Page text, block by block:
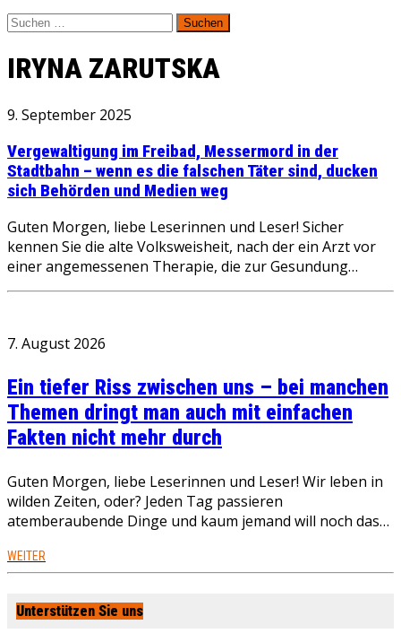
Suchen
nach:
IRYNA ZARUTSKA
9. September 2025
Vergewaltigung im Freibad, Messermord in der
Stadtbahn – wenn es die falschen Täter sind, ducken
sich Behörden und Medien weg
Guten Morgen, liebe Leserinnen und Leser! Sicher
kennen Sie die alte Volksweisheit, nach der ein Arzt vor
einer angemessenen Therapie, die zur Gesundung…
7. August 2026
Ein tiefer Riss zwischen uns – bei manchen
Themen dringt man auch mit einfachen
Fakten nicht mehr durch
Guten Morgen, liebe Leserinnen und Leser! Wir leben in
wilden Zeiten, oder? Jeden Tag passieren
atemberaubende Dinge und kaum jemand will noch das…
WEITER
Unterstützen Sie uns